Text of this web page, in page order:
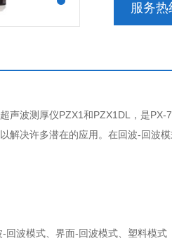
服务
声波测厚仪PZX1和PZX1DL，是
解决许多潜在的应用。在回波-回波
波模式、界面-回波模式、塑料模式